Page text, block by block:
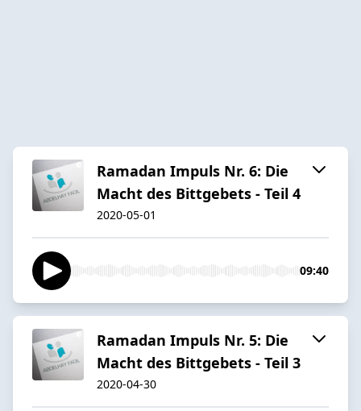
Ramadan Impuls Nr. 6: Die
Macht des Bittgebets - Teil 4
2020-05-01
09:40
Ramadan Impuls Nr. 5: Die
Macht des Bittgebets - Teil 3
2020-04-30